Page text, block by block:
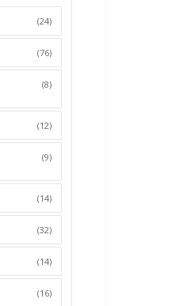
(24)
(76)
(8)
(12)
(9)
(14)
(32)
(14)
(16)